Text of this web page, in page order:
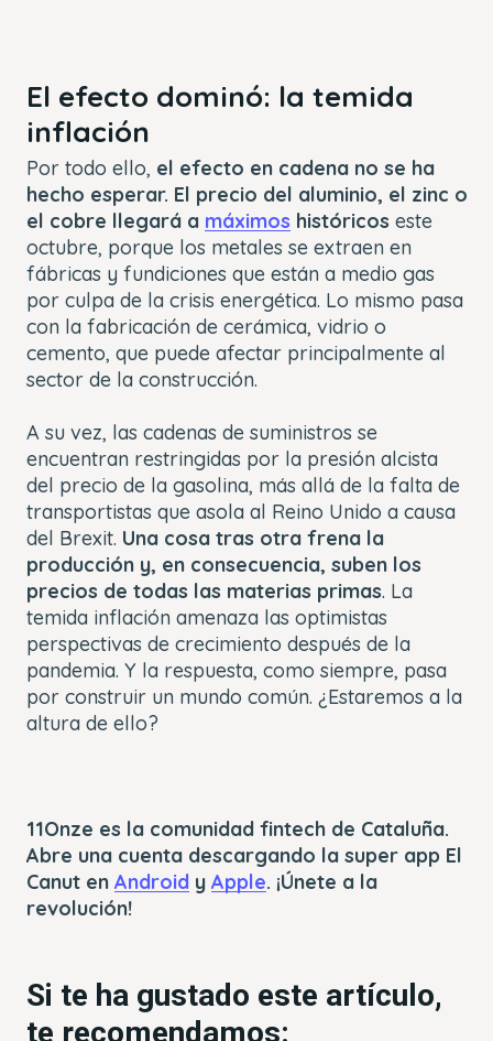
El efecto dominó: la temida
inflación
Por todo ello, el efecto en cadena no se ha
hecho esperar. El precio del aluminio, el zinc o
el cobre llegará a máximos históricos este
octubre, porque los metales se extraen en
fábricas y fundiciones que están a medio gas
por culpa de la crisis energética. Lo mismo pasa
con la fabricación de cerámica, vidrio o
cemento, que puede afectar principalmente al
sector de la construcción.
A su vez, las cadenas de suministros se
encuentran restringidas por la presión alcista
del precio de la gasolina, más allá de la falta de
transportistas que asola al Reino Unido a causa
del Brexit. Una cosa tras otra frena la
producción y, en consecuencia, suben los
precios de todas las materias primas. La
temida inflación amenaza las optimistas
perspectivas de crecimiento después de la
pandemia. Y la respuesta, como siempre, pasa
por construir un mundo común. ¿Estaremos a la
altura de ello?
11Onze es la comunidad fintech de Cataluña.
Abre una cuenta descargando la super app El
Canut en Android y Apple. ¡Únete a la
revolución!
Si te ha gustado este artículo,
te recomendamos: